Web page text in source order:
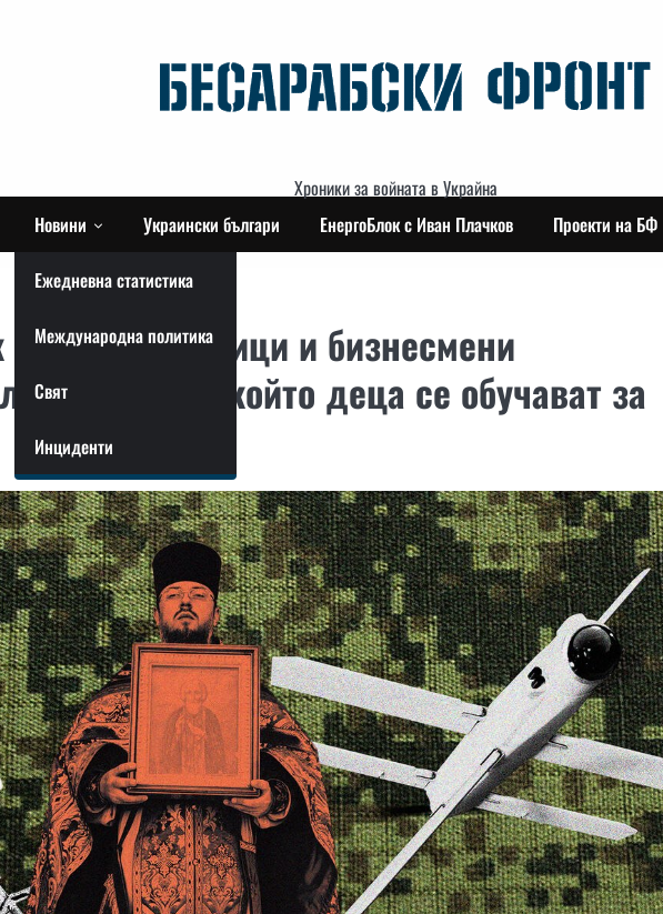
Хроники за войната в Украйна
Новини
Ежедневна статистика
Международна политика
Свят
Инциденти
Украински българи ЕнергоБлок с Иван Плачков Проекти на БФ
руски чиновници и бизнесмени
клуб, в който деца се обучават за